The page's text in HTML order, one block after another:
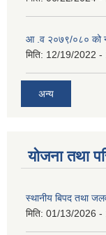
आ .व २०७९/०८० को
मिति: 12/19/2022 -
अन्य
योजना तथा
स्थानीय बिपद तथा
मिति: 01/13/2026 -